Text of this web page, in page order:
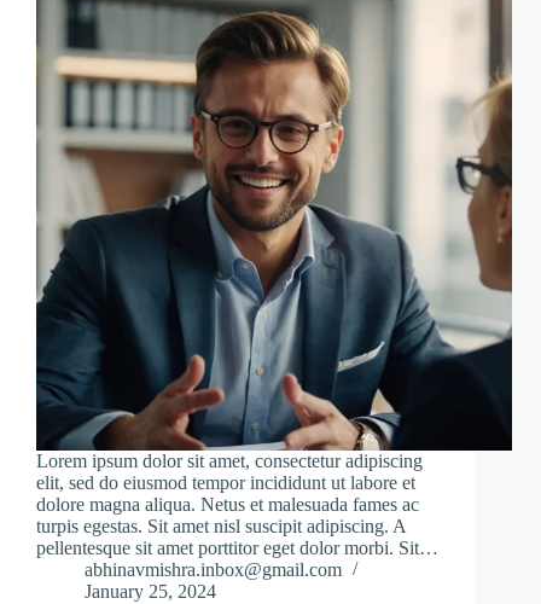
Lorem ipsum dolor sit amet, consectetur adipiscing
elit, sed do eiusmod tempor incididunt ut labore et
dolore magna aliqua. Netus et malesuada fames ac
turpis egestas. Sit amet nisl suscipit adipiscing. A
pellentesque sit amet porttitor eget dolor morbi. Sit…
abhinavmishra.inbox@gmail.com
January 25, 2024